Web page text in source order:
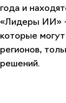
года и
«Лидеры ИИ»
которые
регионов,
решений.